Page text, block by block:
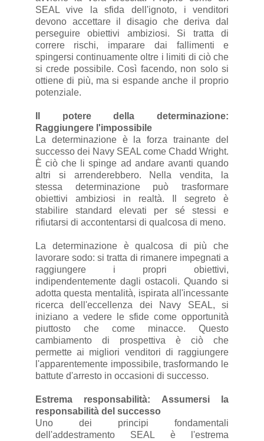
SEAL vive la sfida dell'ignoto, i venditori
devono accettare il disagio che deriva dal
perseguire obiettivi ambiziosi. Si tratta di
correre rischi, imparare dai fallimenti e
spingersi continuamente oltre i limiti di ciò che
si crede possibile. Così facendo, non solo si
ottiene di più, ma si espande anche il proprio
potenziale.
Il potere della determinazione:
Raggiungere l'impossibile
La determinazione è la forza trainante del
successo dei Navy SEAL come Chadd Wright.
È ciò che li spinge ad andare avanti quando
altri si arrenderebbero. Nella vendita, la
stessa determinazione può trasformare
obiettivi ambiziosi in realtà. Il segreto è
stabilire standard elevati per sé stessi e
rifiutarsi di accontentarsi di qualcosa di meno.
La determinazione è qualcosa di più che
lavorare sodo: si tratta di rimanere impegnati a
raggiungere i propri obiettivi,
indipendentemente dagli ostacoli. Quando si
adotta questa mentalità, ispirata all'incessante
ricerca dell'eccellenza dei Navy SEAL, si
iniziano a vedere le sfide come opportunità
piuttosto che come minacce. Questo
cambiamento di prospettiva è ciò che
permette ai migliori venditori di raggiungere
l'apparentemente impossibile, trasformando le
battute d'arresto in occasioni di successo.
Estrema responsabilità: Assumersi la
responsabilità del successo
Uno dei principi fondamentali
dell'addestramento SEAL è l'estrema